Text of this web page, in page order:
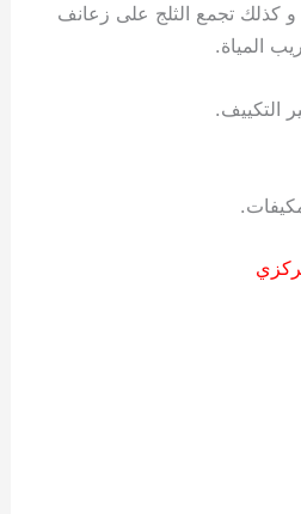
و كذلك تجمع الثلج على زعانف
المياة.
التكييف.